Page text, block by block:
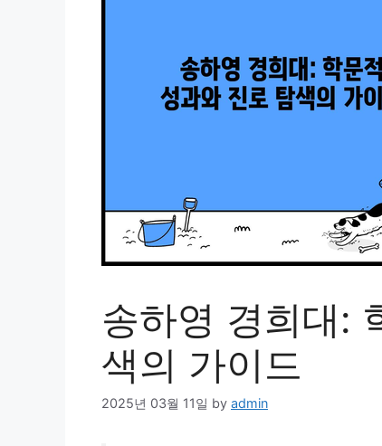
송하영 경희대:
색의 가이드
2025년 03월 11일 by admin